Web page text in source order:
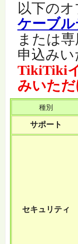
以下の
ケーブ
または
申込み
TikiTiki
みいただ
種別
サポート
セキュリティ